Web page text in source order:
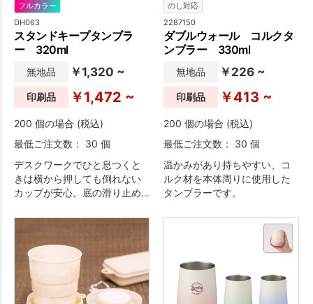
フルカラー
DH063
スタンドキープタンブラ
ー 320ml
無地品 ￥1,320 ~
印刷品 ￥1,472 ~
200 個の場合 (税込)
最低ご注文数： 30 個
デスクワークでひと息つくと
きは横から押しても倒れない
カップが安心。底の滑り止め
る、うっかりに心強いタンブ
のし対応
2287150
ダブルウォール コルクタ
ンブラー 330ml
無地品 ￥226 ~
印刷品 ￥413 ~
200 個の場合 (税込)
最低ご注文数： 30 個
温かみがあり持ちやすい、コ
ルク材を本体周りに使用した
タンブラーです。